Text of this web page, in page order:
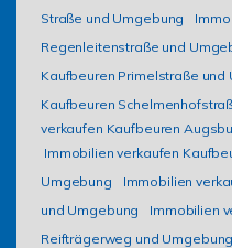
Straße und Umgebung
Regenleitenstraße und
Kaufbeuren Primelstraße und
Kaufbeuren
verkaufen Kaufbeuren
Immobilien verkaufen
Umgebung
Immobilien
und Umgebung
Immobilien
Reifträgerweg und Umgebung